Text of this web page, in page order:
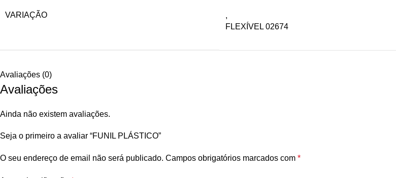
VARIAÇÃO
,
FLEXÍVEL 02674
Avaliações (0)
Avaliações
Ainda não existem avaliações.
Seja o primeiro a avaliar “FUNIL PLÁSTICO”
O seu endereço de email não será publicado. Campos obrigatórios marcados com *